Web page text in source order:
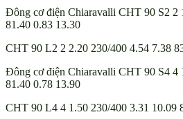
Đông cơ điện Chiaravalli CHT 90 S2 2
81.40 0.83 13.30
CHT 90 L2 2 2.20 230/400 4.54 7.38
Đông cơ điện Chiaravalli CHT 90 S4 4
81.40 0.78 13.90
CHT 90 L4 4 1.50 230/400 3.31 10.09